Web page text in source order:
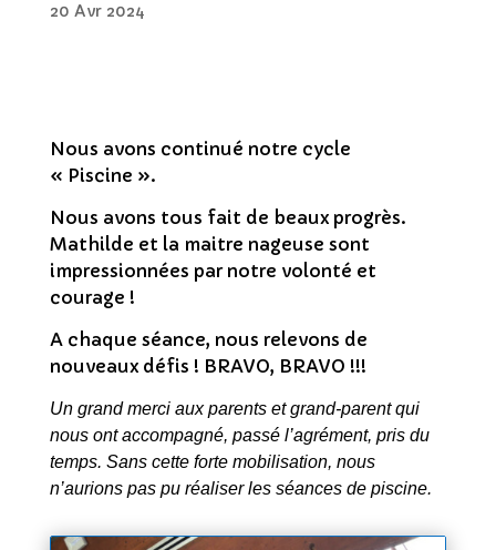
20 Avr 2024
Nous avons continué notre cycle
« Piscine ».
Nous avons tous fait de beaux progrès.
Mathilde et la maitre nageuse sont
impressionnées par notre volonté et
courage !
A chaque séance, nous relevons de
nouveaux défis ! BRAVO, BRAVO !!!
Un grand merci aux parents et grand-parent qui
nous ont accompagné, passé l’agrément, pris du
temps. Sans cette forte mobilisation, nous
n’aurions pas pu réaliser les séances de piscine.